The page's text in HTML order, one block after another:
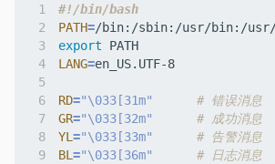
  1
  4
  6
  7
  8
  9
PATH=
export
LANG=
RD="\033[31m"
# 错误消息
GR="\033[32m"
# 成功消息
YL="\033[33m"
# 告警消息
BL="\033[36m"
# 日志消息